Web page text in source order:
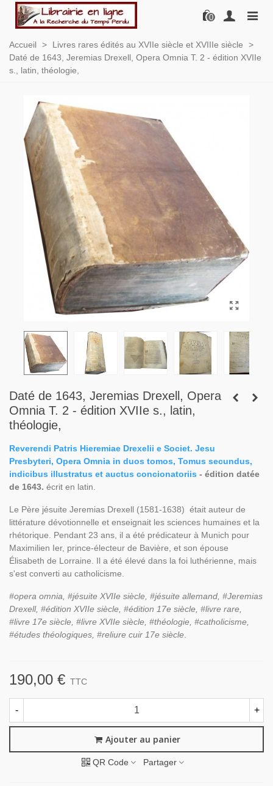
0
Accueil > Livres rares édités au XVIIe siècle et XVIIIe siècle
>
Daté de 1643, Jeremias Drexell, Opera Omnia T. 2 - édition XVIIe
s., latin, théologie,
Daté de 1643, Jeremias Drexell, Opera
Omnia T. 2 - édition XVIIe s., latin,
théologie,
Reverendi Patris Hieremiae Drexelii e Societ. Jesu
Presbyteri, Opera Omnia in duos tomos, Tomus secundus,
indicibus illustratus et auctus concionatoriis - édition datée
de 1643. écrit en latin.
Le Père jésuite Jeremias Drexell (1581-1638) était auteur de
littérature dévotionnelle et enseignait les sciences humaines et la
rhétorique. Pendant 23 ans, il a été prédicateur à Munich pour
Maximilien Ier, prince-électeur de Bavière, et son épouse
Élisabeth de Lorraine. Il a été élevé dans la foi luthérienne, mais
s'est converti au catholicisme.
#opera omnia, #jésuite XVIIe siècle, #jésuite allemand, #Jeremias
Drexell, #édition XVIIe siècle, #édition 17e siècle, #livre rare,
#livre 17e siècle, #livre XVIIe siècle, #théologie, #catholicisme,
#études théologiques, #reliure cuir 17e siècle
190,00 € TTC
- +
Ajouter au panier
QR Code Partager